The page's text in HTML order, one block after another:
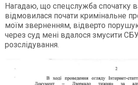
Нагадаю, що спецслужба спочатку
відмовилася почати кримінальне
моїм зверненням, відверто
через суд мені вдалося змусити
розслідування.